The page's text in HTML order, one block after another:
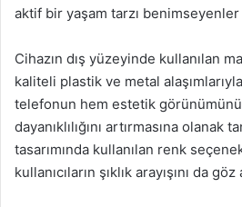
aktif bir yaşam tarzı
Cihazın dış yüzeyinde kullanılan
kaliteli plastik ve metal
telefonun hem estetik görünümünü
dayanıklılığını artırmasına olanak
tasarımında kullanılan renk
kullanıcıların şıklık arayışını da